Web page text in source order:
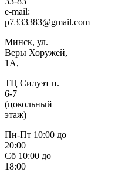
e-mail:
p7333383@gmail.com
Минск, ул.
Веры Хоружей,
1А,
ТЦ Силуэт п.
6-7
(цокольный
этаж)
Пн-Пт 10:00 до
20:00
Сб 10:00 до
18:00